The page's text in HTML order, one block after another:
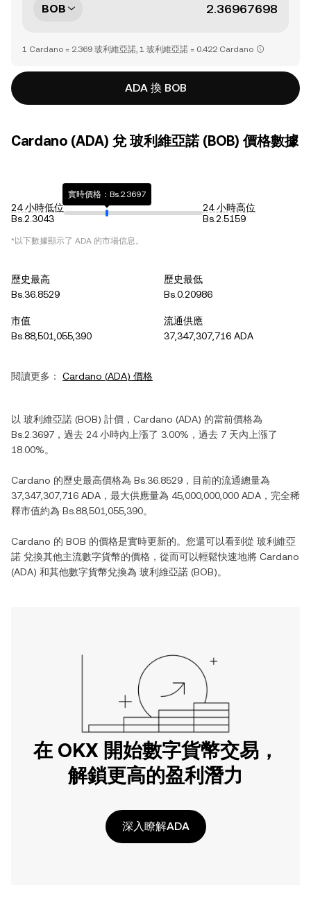
BOB
1 Cardano = 2.369 玻利維亞諾, 1 玻利維亞諾 = 0.422 Cardano
ADA 換 BOB
Cardano (ADA) 兌 玻利維亞諾 (BOB) 價格數據
24 小時低位
Bs.2.3043
實時價格：Bs.2.3697
24 小時高位
Bs.2.5159
*以下數據顯示了 ADA 的市場信息。
歷史最高
Bs.36.8529
歷史最低
Bs.0.20986
市值
Bs.88,501,055,390
流通供應
37,347,307,716 ADA
閱讀更多： Cardano (ADA) 價格
以 玻利維亞諾 (BOB) 計價， Cardano (ADA) 的當前價格為
Bs.2.3697 ，過去 24 小時內 上漲了 3.00% ，過去 7 天內 上漲了
18.00%。
Cardano 的歷史最高價格為 Bs.36.8529 ，目前的流通總量為
37,347,307,716 ADA ，最大供應量為 45,000,000,000 ADA ，完全稀
釋市值約為 Bs.88,501,055,390。
Cardano 的 BOB 的價格是實時更新的。您還可以看到從 玻利維亞
諾 兌換其他主流數字貨幣的價格，從而可以輕鬆快速地將 Cardano
(ADA) 和其他數字貨幣兌換為 玻利維亞諾 (BOB)。
在 OKX 開始數字貨幣交易，
解鎖更高的盈利潛力
深入瞭解ADA